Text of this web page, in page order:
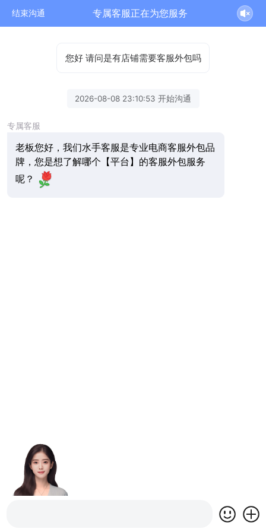
结束沟通 专属客服正在为您服务
您好 请问是有店铺需要客服外包吗
2026-08-08 23:10:53 开始沟通
专属客服
老板您好，我们水手客服是专业电商客服外包品
牌，您是想了解哪个【平台】的客服外包服务
呢？